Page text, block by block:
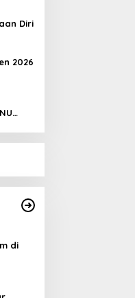
Diri
2026
di